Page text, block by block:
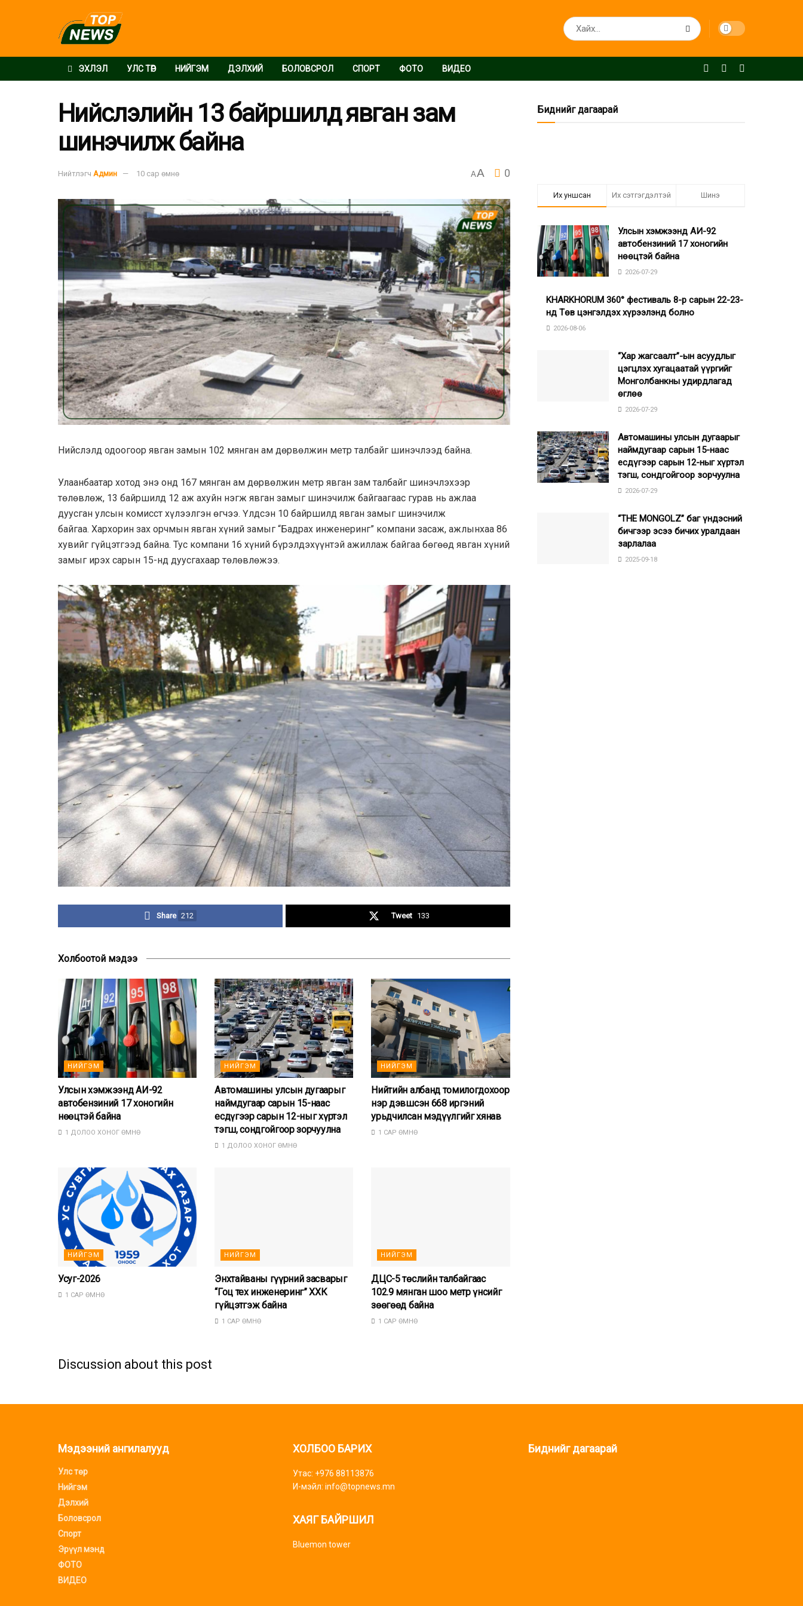
ЭХЛЭЛ УЛС ТӨР НИЙГЭМ ДЭЛХИЙ БОЛОВСРОЛ СПОРТ ФОТО ВИДЕО
Нийслэлийн 13 байршилд явган зам
шинэчилж байна
Нийтлэгч Админ 10 сар өмнө AA 0
Нийслэлд одоогоор явган замын 102 мянган ам дөрвөлжин метр талбайг шинэчлээд байна.
Улаанбаатар хотод энэ онд 167 мянган ам дөрвөлжин метр явган зам талбайг шинэчлэхээр
төлөвлөж, 13 байршилд 12 аж ахуйн нэгж явган замыг шинэчилж байгаагаас гурав нь ажлаа
дуусган улсын комисст хүлээлгэн өгчээ. Үлдсэн 10 байршилд явган замыг шинэчилж
байгаа. Хархорин зах орчмын явган хүний замыг “Бадрах инженеринг” компани засаж, ажлынхаа 86
хувийг гүйцэтгээд байна. Тус компани 16 хүний бүрэлдэхүүнтэй ажиллаж байгаа бөгөөд явган хүний
замыг ирэх сарын 15-нд дуусгахаар төлөвлөжээ.
Share 212 Tweet 133
Холбоотой мэдээ
НИЙГЭМ
Улсын хэмжээнд АИ-92
автобензиний 17 хоногийн
нөөцтэй байна
1 ДОЛОО ХОНОГ ӨМНӨ
НИЙГЭМ
Автомашины улсын дугаарыг
наймдугаар сарын 15-наас
есдүгээр сарын 12-ныг хүртэл
тэгш, сондгойгоор зорчуулна
1 ДОЛОО ХОНОГ ӨМНӨ
НИЙГЭМ
Нийтийн албанд томилогдохоор
нэр дэвшсэн 668 иргэний
урьдчилсан мэдүүлгийг хянав
1 САР ӨМНӨ
НИЙГЭМ
Усуг-2026
1 САР ӨМНӨ
НИЙГЭМ
Энхтайваны гүүрний засварыг
“Гоц тех инженеринг” ХХК
гүйцэтгэж байна
1 САР ӨМНӨ
НИЙГЭМ
ДЦС-5 төслийн талбайгаас
102.9 мянган шоо метр үнсийг
зөөгөөд байна
1 САР ӨМНӨ
Discussion about this post
Биднийг дагаарай
Их уншсан Их сэтгэгдэлтэй Шинэ
Улсын хэмжээнд АИ-92
автобензиний 17 хоногийн
нөөцтэй байна
2026-07-29
KHARKHORUM 360° фестиваль 8-р сарын 22-23-
нд Төв цэнгэлдэх хүрээлэнд болно
2026-08-06
“Хар жагсаалт”-ын асуудлыг
цэгцлэх хугацаатай үүргийг
Монголбанкны удирдлагад
өглөө
2026-07-29
Автомашины улсын дугаарыг
наймдугаар сарын 15-наас
есдүгээр сарын 12-ныг хүртэл
тэгш, сондгойгоор зорчуулна
2026-07-29
“THE MONGOLZ” баг үндэсний
бичгээр эсээ бичих уралдаан
зарлалаа
2025-09-18
Мэдээний ангилалууд
Улс төр
Нийгэм
Дэлхий
Боловсрол
Спорт
Эрүүл мэнд
ФОТО
ВИДЕО
ХОЛБОО БАРИХ
Утас: +976 88113876
И-мэйл: info@topnews.mn
ХАЯГ БАЙРШИЛ
Bluemon tower
Биднийг дагаарай